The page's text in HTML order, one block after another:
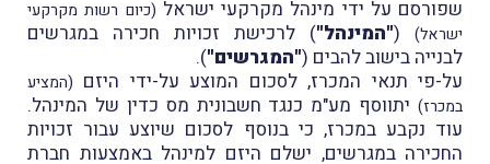
שפורסם על ידי מינהל מקרקעי ישראל (כיום רשות מקרקעי
ישראל) ("המינהל") לרכישת זכויות חכירה במגרשים
לבנייה בישוב להבים ("המגרשים").
על-פי תנאי המכרז, לסכום המוצע על-ידי היזם (המציע
במכרז) יתווסף מע"מ כנגד חשבונית מס כדין של המינהל.
עוד נקבע במכרז, כי בנוסף לסכום שיוצע עבור זכויות
החכירה במגרשים, ישלם היזם למינהל באמצעות חברת